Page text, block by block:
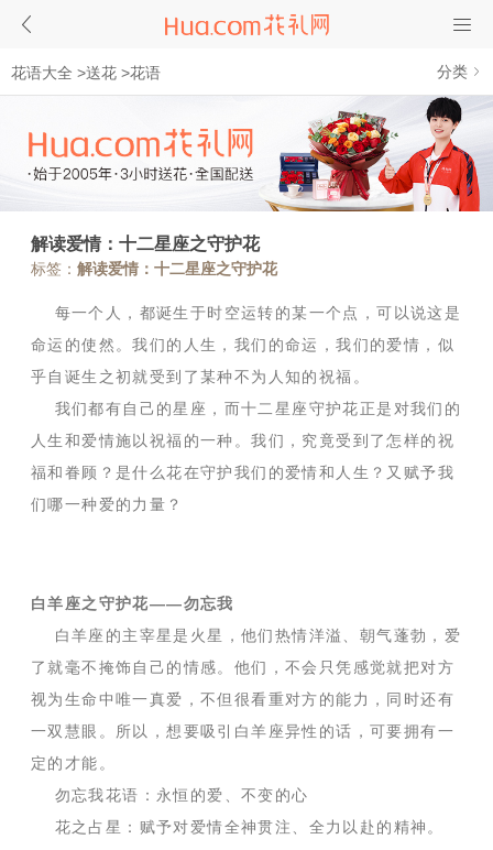
花语大全 >送花 >花语 分类
解读爱情：十二星座之守护花
标签： 解读爱情：十二星座之守护花
每一个人，都诞生于时空运转的某一个点，可以说这是
命运的使然。我们的人生，我们的命运，我们的爱情，似
乎自诞生之初就受到了某种不为人知的祝福。
我们都有自己的星座，而十二星座守护花正是对我们的
人生和爱情施以祝福的一种。我们，究竟受到了怎样的祝
福和眷顾？是什么花在守护我们的爱情和人生？又赋予我
们哪一种爱的力量？
白羊座之守护花——勿忘我
白羊座的主宰星是火星，他们热情洋溢、朝气蓬勃，爱
了就毫不掩饰自己的情感。他们，不会只凭感觉就把对方
视为生命中唯一真爱，不但很看重对方的能力，同时还有
一双慧眼。所以，想要吸引白羊座异性的话，可要拥有一
定的才能。
勿忘我花语：永恒的爱、不变的心
花之占星：赋予对爱情全神贯注、全力以赴的精神。